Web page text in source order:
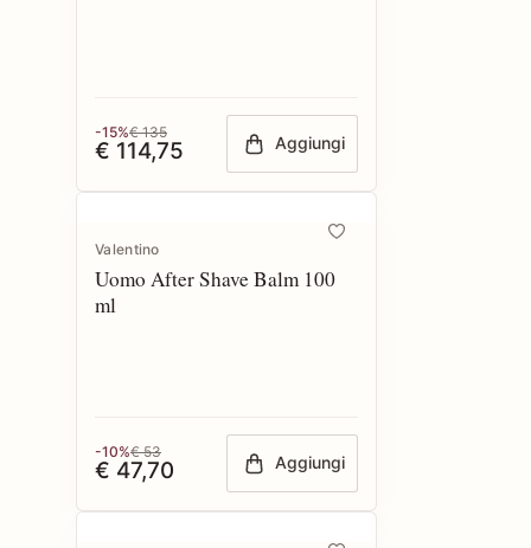
-15%€ 135
€ 114,75 Aggiungi
Valentino
Uomo After Shave Balm 100
ml
-10%€ 53
€ 47,70 Aggiungi